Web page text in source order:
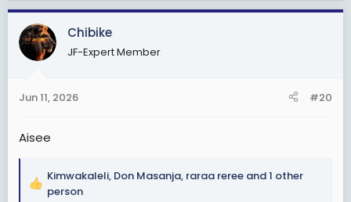
a
c
t
i
s
Chibike
JF-Expert Member
Jun 11, 2026 #20
Aisee
R
Kimwakaleli, Don Masanja, raraa reree and 1 other
person